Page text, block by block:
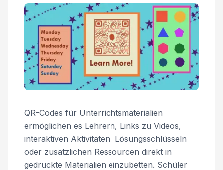
QR-Codes für Unterrichtsmaterialien
ermöglichen es Lehrern, Links zu Videos,
interaktiven Aktivitäten, Lösungsschlüsseln
oder zusätzlichen Ressourcen direkt in
gedruckte Materialien einzubetten. Schüler